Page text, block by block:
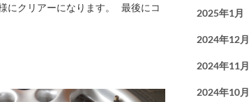
にクリアーになります。 最後にコ
2025年1月
2024年12月
2024年11月
2024年10月